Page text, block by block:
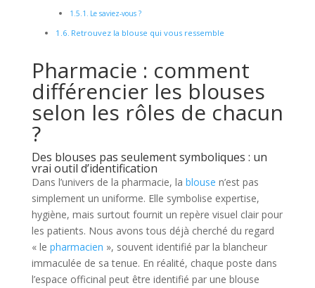
Le saviez-vous ?
Retrouvez la blouse qui vous ressemble
Pharmacie : comment
différencier les blouses
selon les rôles de chacun
?
Des blouses pas seulement symboliques : un
vrai outil d’identification
Dans l’univers de la pharmacie, la blouse n’est pas
simplement un uniforme. Elle symbolise expertise,
hygiène, mais surtout fournit un repère visuel clair pour
les patients. Nous avons tous déjà cherché du regard
« le pharmacien », souvent identifié par la blancheur
immaculée de sa tenue. En réalité, chaque poste dans
l’espace officinal peut être identifié par une blouse